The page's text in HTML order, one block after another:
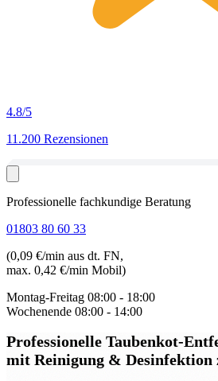
4.8/5
11.200 Rezensionen
Professionelle fachkundige Beratung
01803 80 60 33
(0,09 €/min aus dt. FN,
max. 0,42 €/min Mobil)
Montag-Freitag 08:00 - 18:00
Wochenende 08:00 - 14:00
Professionelle Taubenkot-
mit Reinigung & Desinfektion